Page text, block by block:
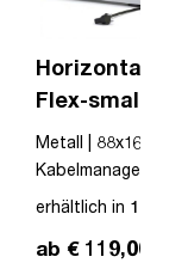
Horizontaler
Flex-small +
Kabelführung
Steckdose
Metall |
erhältlich in 12
ab € 119,00